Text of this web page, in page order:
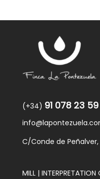
(+34) 91 078 23 59
C/Conde de
MILL | INTERPRETATION